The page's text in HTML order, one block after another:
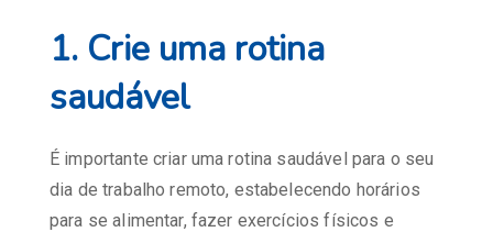
1. Crie uma rotina
saudável
É importante criar uma rotina saudável para o seu
dia de trabalho remoto, estabelecendo horários
para se alimentar, fazer exercícios físicos e